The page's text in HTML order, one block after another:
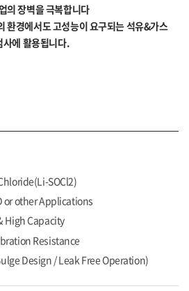
의 장벽을 극복합니다
환경에서도 고성능이 요구되는 석유&가스
사에 활용됩니다.
SOCl2)
or other Applications
High Capacity
Resistance
Design / Leak Free Operation)